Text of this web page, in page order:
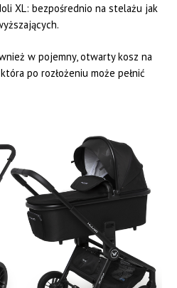
XL: bezpośrednio na stelażu jak
w pojemny, otwarty kosz na
po rozłożeniu może pełnić